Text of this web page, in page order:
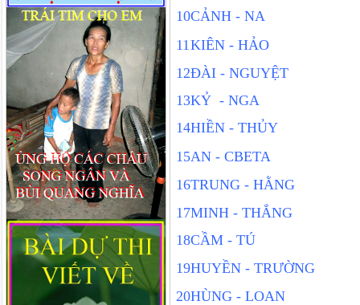
10CẢNH - NA
11KIÊN - HẢO
12ĐÀI - NGUYỆT
13KỶ - NGA
14HIỀN - THỦY
15AN - CBETA
16TRUNG - HẰNG
17MINH - THẮNG
18CẦM - TÚ
19HUYỀN - TRƯỜNG
20HÙNG - LOAN